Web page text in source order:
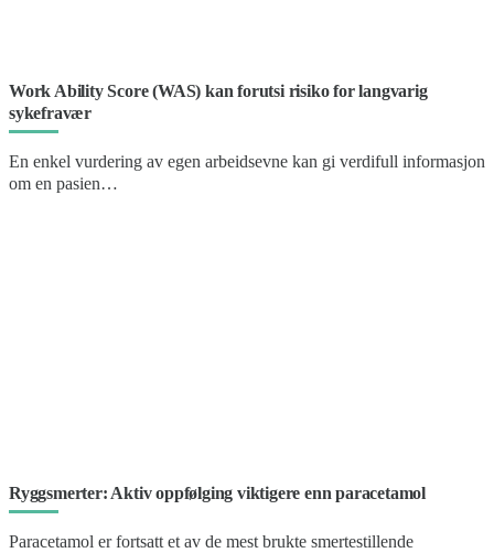
Work Ability Score (WAS) kan forutsi risiko for langvarig
sykefravær
En enkel vurdering av egen arbeidsevne kan gi verdifull informasjon
om en pasien…
Ryggsmerter: Aktiv oppfølging viktigere enn paracetamol
Paracetamol er fortsatt et av de mest brukte smertestillende